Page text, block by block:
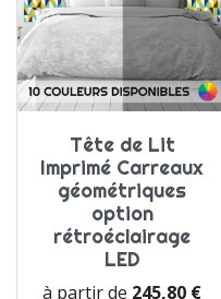
Tête de Lit
Imprimé Carreaux
géométriques
option
rétroéclairage
LED
à partir de Prix
245,80 €